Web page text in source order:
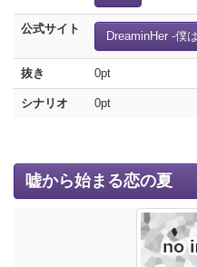
公式サイト
DreaminHer -僕
抜き 0pt
シナリオ 0pt
嘘から始まる恋の夏